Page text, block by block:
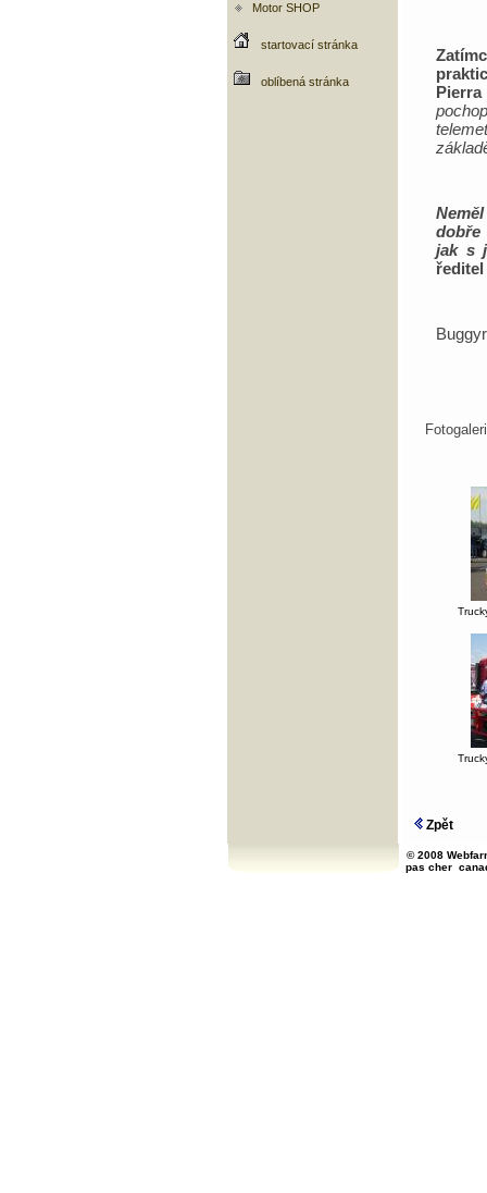
Motor SHOP
startovací stránka
oblíbená stránka
dobře
jak s
ředitel
Zpět
© 2008
pas cher